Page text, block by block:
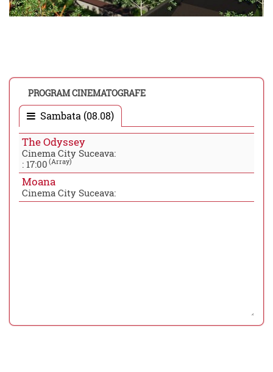
PROGRAM CINEMATOGRAFE
Sambata (08.08)
The Odyssey
Cinema City Suceava:
: 17:00 (Array)
Moana
Cinema City Suceava: